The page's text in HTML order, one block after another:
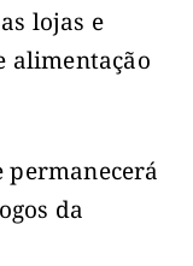
lojas e
alimentação
permanecerá
da